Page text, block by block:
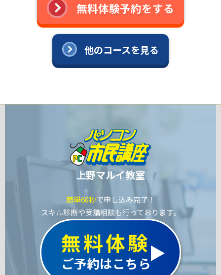
無料体験予約をする
他のコースを見る
上野マルイ教室
簡単60秒で申し込み完了！
スキル診断や受講相談も行っております。
無料体験
ご予約はこちら